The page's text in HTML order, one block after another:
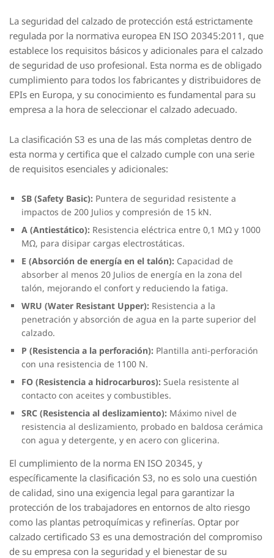
La seguridad del calzado de protección está estrictamente
regulada por la normativa europea EN ISO 20345:2011, que
establece los requisitos básicos y adicionales para el calzado
de seguridad de uso profesional. Esta norma es de obligado
cumplimiento para todos los fabricantes y distribuidores de
EPIs en Europa, y su conocimiento es fundamental para su
empresa a la hora de seleccionar el calzado adecuado.
La clasificación S3 es una de las más completas dentro de
esta norma y certifica que el calzado cumple con una serie
de requisitos esenciales y adicionales:
SB (Safety Basic): Puntera de seguridad resistente a
impactos de 200 Julios y compresión de 15 kN.
A (Antiestático): Resistencia eléctrica entre 0,1 MΩ y 1000
MΩ, para disipar cargas electrostáticas.
E (Absorción de energía en el talón): Capacidad de
absorber al menos 20 Julios de energía en la zona del
talón, mejorando el confort y reduciendo la fatiga.
WRU (Water Resistant Upper): Resistencia a la
penetración y absorción de agua en la parte superior del
calzado.
P (Resistencia a la perforación): Plantilla anti-perforación
con una resistencia de 1100 N.
FO (Resistencia a hidrocarburos): Suela resistente al
contacto con aceites y combustibles.
SRC (Resistencia al deslizamiento): Máximo nivel de
resistencia al deslizamiento, probado en baldosa cerámica
con agua y detergente, y en acero con glicerina.
El cumplimiento de la norma EN ISO 20345, y
específicamente la clasificación S3, no es solo una cuestión
de calidad, sino una exigencia legal para garantizar la
protección de los trabajadores en entornos de alto riesgo
como las plantas petroquímicas y refinerías. Optar por
calzado certificado S3 es una demostración del compromiso
de su empresa con la seguridad y el bienestar de su